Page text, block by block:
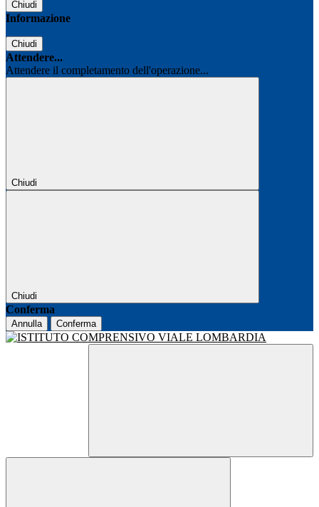
Chiudi
Informazione
Chiudi
Attendere...
Attendere il completamento dell'operazione...
Chiudi
Chiudi
Conferma
Annulla Conferma